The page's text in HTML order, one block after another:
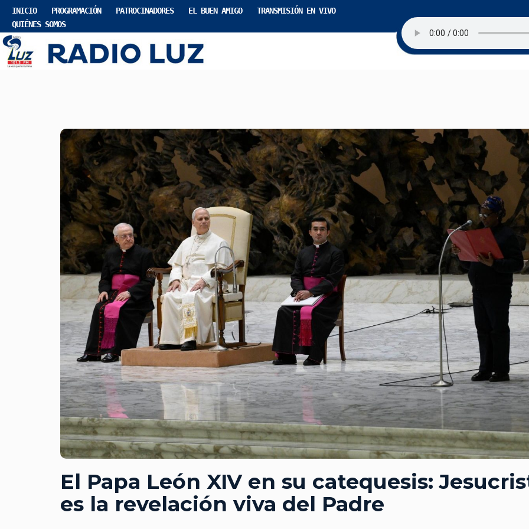
INICIO PROGRAMACIÓN PATROCINADORES EL BUEN AMIGO
TRANSMISIÓN EN VIVO
QUIÉNES SOMOS
El Papa León XIV en su catequesis:
es la revelación viva del Padre